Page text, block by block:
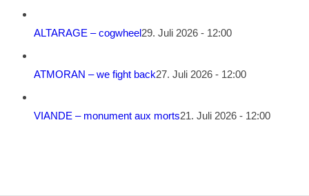
ALTARAGE – cogwheel29. Juli 2026 - 12:00
ATMORAN – we fight back27. Juli 2026 - 12:00
VIANDE – monument aux morts21. Juli 2026 - 12:00